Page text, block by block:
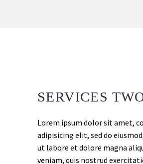
SERVICES
Lorem ipsum dolor sit amet,
adipisicing elit, sed do
ut labore et dolore magna
veniam, quis nostrud